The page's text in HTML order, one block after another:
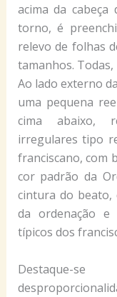
acima da
torno, é
relevo de folhas
tamanhos.
Ao lado externo
uma pequena
cima abaixo,
irregulares tipo
franciscano, com
cor padrão da
cintura do beato,
da ordenação
típicos dos
Destaque-